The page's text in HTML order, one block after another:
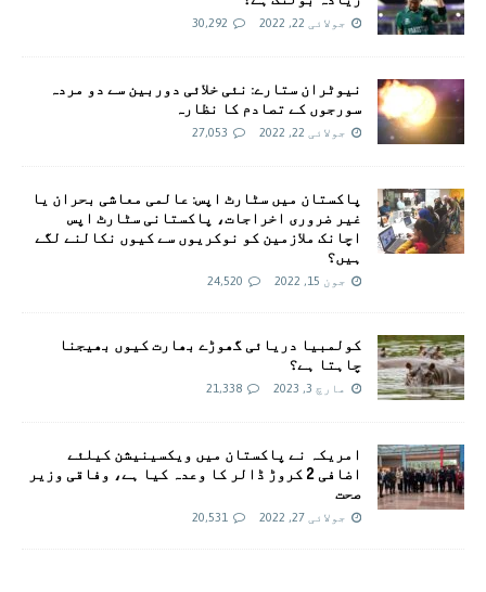
جولائی 22, 2022 30,292
نیوٹران ستارے: نئی خلائی دوربین سے دو مردہ
سورجوں کے تصادم کا نظارہ
جولائی 22, 2022 27,053
پاکستان میں سٹارٹ اپس: عالمی معاشی بحران یا
غیر ضروری اخراجات، پاکستانی سٹارٹ اپس
اچانک ملازمین کو نوکریوں سے کیوں نکالنے لگے
ہیں؟
جون 15, 2022 24,520
کولمبیا دریائی گھوڑے بھارت کیوں بھیجنا
چاہتا ہے؟
مارچ 3, 2023 21,338
امريکہ نے پاکستان میں ویکسینیشن کیلئے
اضافی 2 کروڑ ڈالر کا وعدہ کیا ہے، وفاقی وزیر
صحت
جولائی 27, 2022 20,531